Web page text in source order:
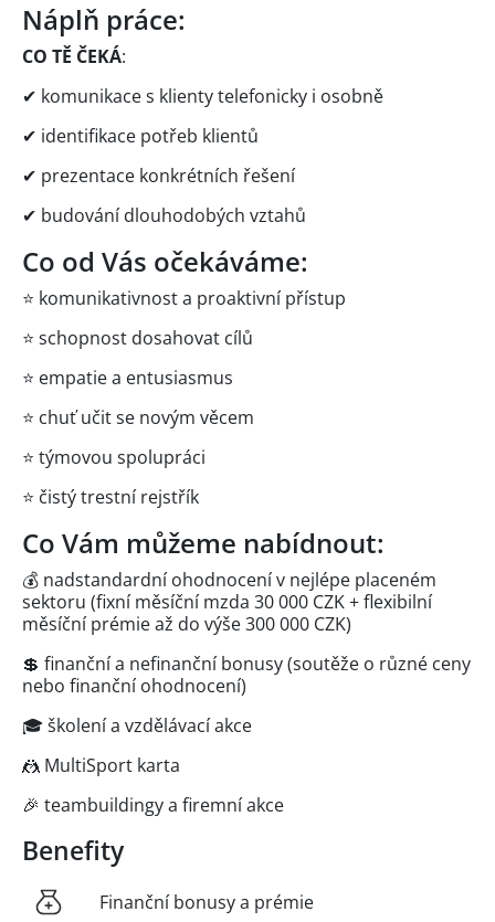
Náplň práce:
CO TĚ ČEKÁ:
✔ komunikace s klienty telefonicky i osobně
✔ identifikace potřeb klientů
✔ prezentace konkrétních řešení
✔ budování dlouhodobých vztahů
Co od Vás očekáváme:
⭐ komunikativnost a proaktivní přístup
⭐ schopnost dosahovat cílů
⭐ empatie a entusiasmus
⭐ chuť učit se novým věcem
⭐ týmovou spolupráci
⭐ čistý trestní rejstřík
Co Vám můžeme nabídnout:
💰 nadstandardní ohodnocení v nejlépe placeném
sektoru (fixní měsíční mzda 30 000 CZK + flexibilní
měsíční prémie až do výše 300 000 CZK)
💲 finanční a nefinanční bonusy (soutěže o různé ceny
nebo finanční ohodnocení)
🎓 školení a vzdělávací akce
🤼 MultiSport karta
🎉 teambuildingy a firemní akce
Benefity
Finanční bonusy a prémie